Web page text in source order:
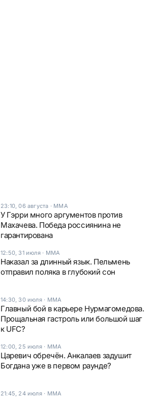
23:10, 06 августа · ММА
У Гэрри много аргументов против
Махачева. Победа россиянина не
гарантирована
12:50, 31 июля· ММА
Наказал за длинный язык. Пельмень
отправил поляка в глубокий сон
14:30, 30 июля· ММА
Главный бой в карьере Нурмагомедова.
Прощальная гастроль или большой шаг
к UFC?
12:00, 25 июля· ММА
Царевич обречён. Анкалаев задушит
Богдана уже в первом раунде?
21:45, 24 июля· ММА